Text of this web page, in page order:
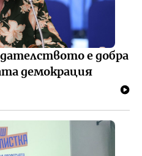
е добра
демокрация